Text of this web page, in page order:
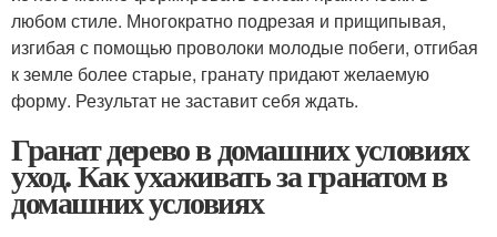
любом стиле. Многократно подрезая и прищипывая,
изгибая с помощью проволоки молодые побеги, отгибая
к земле более старые, гранату придают желаемую
форму. Результат не заставит себя ждать.
Гранат дерево в домашних условиях
уход. Как ухаживать за гранатом в
домашних условиях